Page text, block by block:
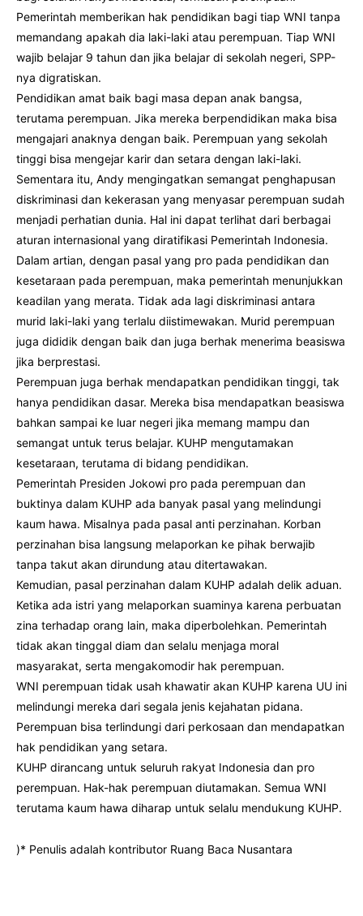
Pemerintah memberikan hak pendidikan bagi tiap WNI tanpa
memandang apakah dia laki-laki atau perempuan. Tiap WNI
wajib belajar 9 tahun dan jika belajar di sekolah negeri, SPP-
nya digratiskan.
Pendidikan amat baik bagi masa depan anak bangsa,
terutama perempuan. Jika mereka berpendidikan maka bisa
mengajari anaknya dengan baik. Perempuan yang sekolah
tinggi bisa mengejar karir dan setara dengan laki-laki.
Sementara itu, Andy mengingatkan semangat penghapusan
diskriminasi dan kekerasan yang menyasar perempuan sudah
menjadi perhatian dunia. Hal ini dapat terlihat dari berbagai
aturan internasional yang diratifikasi Pemerintah Indonesia.
Dalam artian, dengan pasal yang pro pada pendidikan dan
kesetaraan pada perempuan, maka pemerintah menunjukkan
keadilan yang merata. Tidak ada lagi diskriminasi antara
murid laki-laki yang terlalu diistimewakan. Murid perempuan
juga dididik dengan baik dan juga berhak menerima beasiswa
jika berprestasi.
Perempuan juga berhak mendapatkan pendidikan tinggi, tak
hanya pendidikan dasar. Mereka bisa mendapatkan beasiswa
bahkan sampai ke luar negeri jika memang mampu dan
semangat untuk terus belajar. KUHP mengutamakan
kesetaraan, terutama di bidang pendidikan.
Pemerintah Presiden Jokowi pro pada perempuan dan
buktinya dalam KUHP ada banyak pasal yang melindungi
kaum hawa. Misalnya pada pasal anti perzinahan. Korban
perzinahan bisa langsung melaporkan ke pihak berwajib
tanpa takut akan dirundung atau ditertawakan.
Kemudian, pasal perzinahan dalam KUHP adalah delik aduan.
Ketika ada istri yang melaporkan suaminya karena perbuatan
zina terhadap orang lain, maka diperbolehkan. Pemerintah
tidak akan tinggal diam dan selalu menjaga moral
masyarakat, serta mengakomodir hak perempuan.
WNI perempuan tidak usah khawatir akan KUHP karena UU ini
melindungi mereka dari segala jenis kejahatan pidana.
Perempuan bisa terlindungi dari perkosaan dan mendapatkan
hak pendidikan yang setara.
KUHP dirancang untuk seluruh rakyat Indonesia dan pro
perempuan. Hak-hak perempuan diutamakan. Semua WNI
terutama kaum hawa diharap untuk selalu mendukung KUHP.
)* Penulis adalah kontributor Ruang Baca Nusantara